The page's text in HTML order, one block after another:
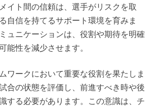
イト間の信頼は、選手がリスクを取
自信を持てるサポート環境を育みま
ュニケーションは、役割や期待を明確
能性を減少させます。
ワークにおいて重要な役割を果たしま
合の状態を評価し、前進すべき時や後
する必要があります。この意識は、チ